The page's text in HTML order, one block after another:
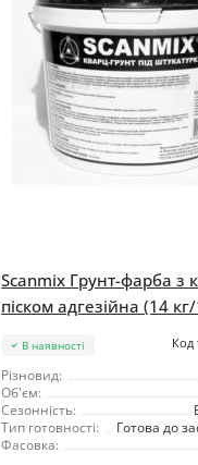
Scanmix Грунт-фарба з
піском адгезійна (14
В наявності Код
Різновид:
Об'єм:
Сезонність:
Тип готовності:
Готова до
Фасовка: